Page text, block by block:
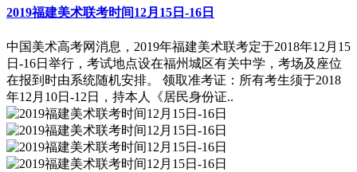
2019福建美术联考时间12月15日-16日
中国美术高考网消息，2019年福建美术联考定于2018年12月15
日-16日举行，考试地点设在福州城区有关中学，考场及座位
在报到时由系统随机安排。 领取准考证：所有考生须于2018
年12月10日-12日，持本人《居民身份证..